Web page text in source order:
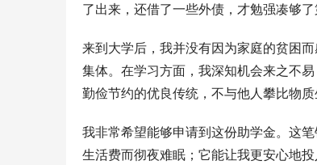
了出来，还借了一些外债，才勉强凑够了
来到大学后，我并没有因为家庭的贫困
集体。在学习方面，我深知机会来之不
勤俭节约的优良传统，不与他人攀比物
我非常希望能够申请到这份助学金。这
生活费而彻夜难眠；它能让我更安心地